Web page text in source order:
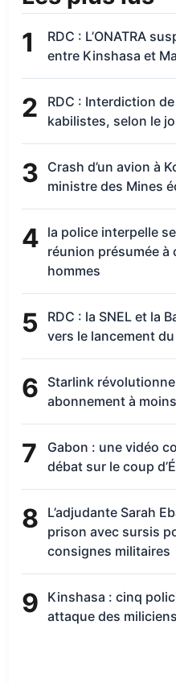
1
RDC : L’ONATRA
entre Kinshasa et
2
RDC : Interdiction
kabilistes, selon le
3
Crash d’un avion à
ministre des Mines
4 la police interpelle
réunion présumée à
hommes
5
RDC : la SNEL et la
vers le lancement
6
Starlink
abonnement à
7
Gabon : une vidéo
débat sur le coup
8
L’adjudante Sarah
prison avec sursis
consignes militaires
9
Kinshasa : cinq
attaque des